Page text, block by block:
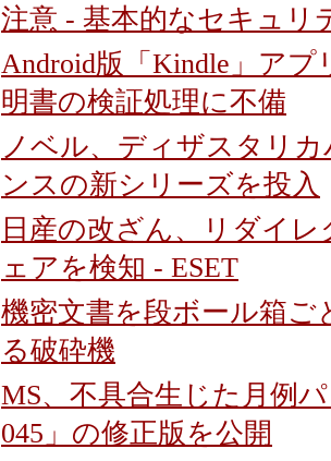
注意 - 基本的なセキュリ
Android版「Kindle」アプ
明書の検証処理に不備
ノベル、ディザスタリ
ンスの新シリーズを投入
日産の改ざん、リダイ
ェアを検知 - ESET
機密文書を段ボール箱ご
る破砕機
MS、不具合生じた月例
045」の修正版を公開